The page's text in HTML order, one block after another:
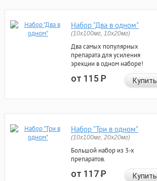
Набор "Два в одном"
(10x100мг, 10x20мг)
Два самых популярных
препарата для усиления
эрекции в одном наборе!
от 115Р Купить
Набор "Три в одном"
(10x100мг, 20x20мг)
Большой набор из 3-х
препаратов.
от 117Р Купить